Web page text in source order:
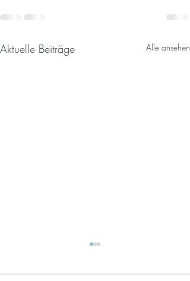
Aktuelle Beiträge Alle ansehen